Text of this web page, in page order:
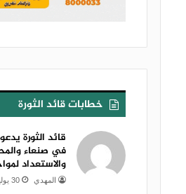
خطابات قائد الثورة
قائد الثورة
في صنعاء
والاستعداد
المهدي 30 يوليو، 2026 18:53